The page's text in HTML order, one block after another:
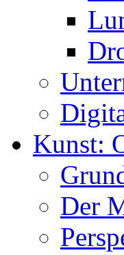
Kunst:
Der